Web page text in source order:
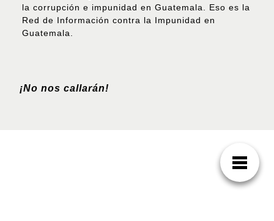
la corrupción e impunidad en Guatemala. Eso es la
Red de Información contra la Impunidad en
Guatemala.
¡No nos callarán!